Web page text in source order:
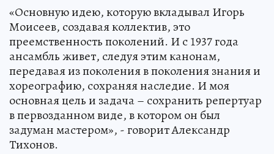
«Основную идею, которую вкладывал Игорь
Моисеев, создавая коллектив, это
преемственность поколений. И с 1937 года
ансамбль живет, следуя этим канонам,
передавая из поколения в поколения знания и
хореографию, сохраняя наследие. И моя
основная цель и задача – сохранить репертуар
в первозданном виде, в котором он был
задуман мастером», - говорит Александр
Тихонов.